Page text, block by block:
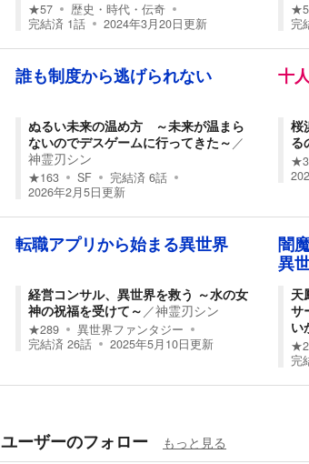
★57
歴史・時代・伝奇
完結済 1話 2024年3月20日更新
★
完
誰も制度から逃げられない
ぬるい未来の温め方 ～未来が温まら
ないのでデスゲームに行ってきた～ ／
神霊刃シン
★163 SF 完結済 6話
2026年2月5日更新
十
桜
る
★
転職アプリから始まる異世界
経営コンサル、異世界を救う ～水の女
神の祝福を受けて～ ／神霊刃シン
★289
異世界ファンタジー
完結済 26話 2025年5月10日更新
闇
異
天
サ
い
★
完
ユーザーのフォロー もっと見る